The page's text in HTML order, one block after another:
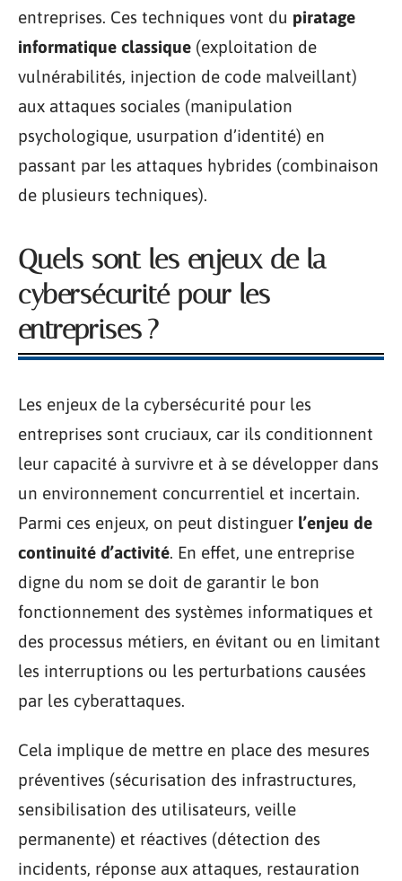
entreprises. Ces techniques vont du piratage
informatique classique (exploitation de
vulnérabilités, injection de code malveillant)
aux attaques sociales (manipulation
psychologique, usurpation d’identité) en
passant par les attaques hybrides (combinaison
de plusieurs techniques).
Quels sont les enjeux de la
cybersécurité pour les
entreprises ?
Les enjeux de la cybersécurité pour les
entreprises sont cruciaux, car ils conditionnent
leur capacité à survivre et à se développer dans
un environnement concurrentiel et incertain.
Parmi ces enjeux, on peut distinguer l’enjeu de
continuité d’activité. En effet, une entreprise
digne du nom se doit de garantir le bon
fonctionnement des systèmes informatiques et
des processus métiers, en évitant ou en limitant
les interruptions ou les perturbations causées
par les cyberattaques.
Cela implique de mettre en place des mesures
préventives (sécurisation des infrastructures,
sensibilisation des utilisateurs, veille
permanente) et réactives (détection des
incidents, réponse aux attaques, restauration